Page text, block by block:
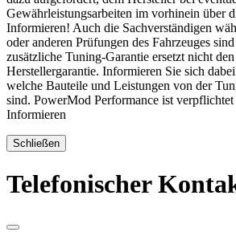
Gewährleistungsarbeiten im vorhinein über
Informieren! Auch die Sachverständigen
oder anderen Prüfungen des Fahrzeuges
zusätzliche Tuning-Garantie ersetzt nicht
Herstellergarantie. Informieren Sie sich
welche Bauteile und Leistungen von der
sind. PowerMod Performance ist verpflichtet
Informieren
Schließen
Telefonischer